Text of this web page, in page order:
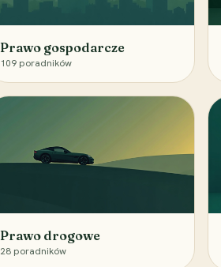
Prawo gospodarcze
109 poradników
Prawo drogowe
28 poradników